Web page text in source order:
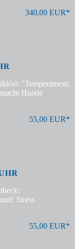
340,00 EUR*
"Temperament,
Hunde
55,00 EUR*
Stress
55,00 EUR*